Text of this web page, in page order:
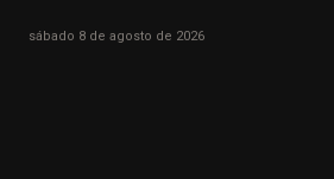
sábado 8 de agosto de 2026